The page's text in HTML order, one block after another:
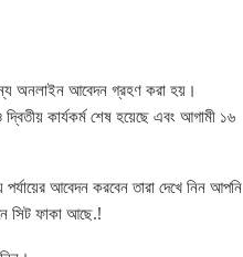
অনলাইন আবেদন গ্রহণ করা হয়।
কার্যকর্ম শেষ হয়েছে এবং আগামী ১৬
আবেদন করবেন তারা দেখে নিন আপনি
সিট ফাকা আছে.!